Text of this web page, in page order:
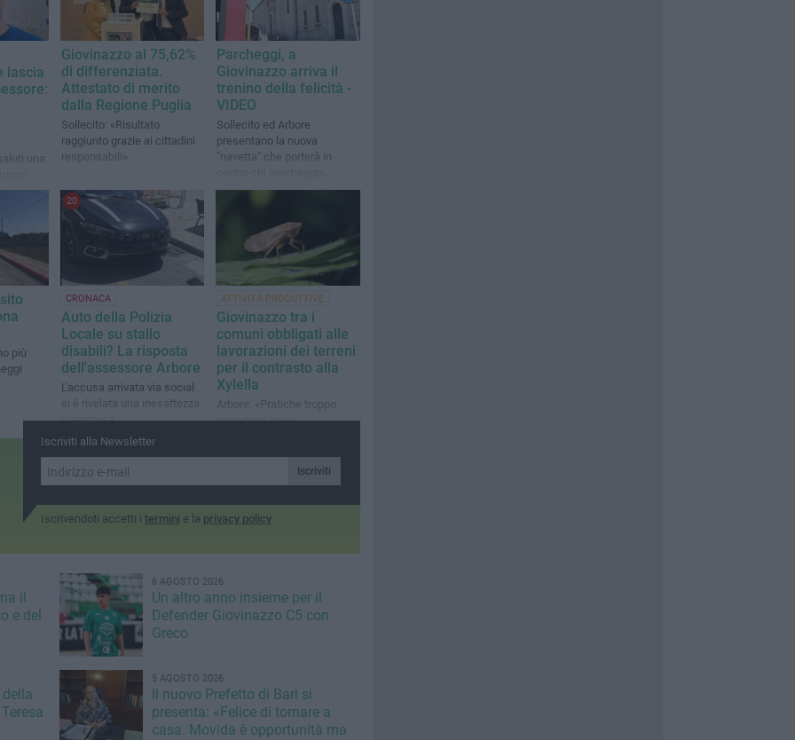
lascia
una
Giovinazzo al 75,62%
di differenziata.
Attestato di merito
dalla Regione Puglia
Sollecito: «Risultato
raggiunto grazie ai cittadini
responsabili»
Parcheggi, a
Giovinazzo arriva il
trenino della felicità -
VIDEO
Sollecito ed Arbore
presentano la nuova
"navetta" che porterà in
all'area mercatale
più
20
CRONACA
Auto della Polizia
Locale su stallo
disabili? La risposta
dell'assessore Arbore
L'accusa arrivata via social
si è rivelata una inesattezza
clamorosa
ATTIVITÀ PRODUTTIVE
Giovinazzo tra i
comuni obbligati alle
lavorazioni dei terreni
per il contrasto alla
Xylella
Arbore: «Pratiche troppo
importanti per la
Iscriviti alla Newsletter
Iscriviti
Iscrivendoti accetti i termini e la privacy policy
il
e del
6 AGOSTO 2026
Un altro anno insieme per il
Defender Giovinazzo C5 con
Greco
5 AGOSTO 2026
Il nuovo Prefetto di Bari si
presenta: «Felice di tornare a
casa. Movida è opportunità ma